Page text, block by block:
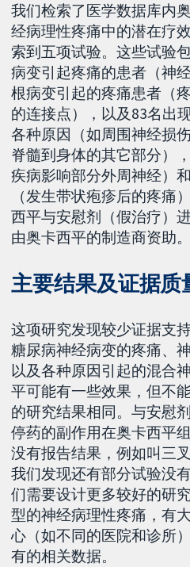
我们检索了医学数据库内
经病理性疼痛中的潜在疗
索到五项试验。这些试验
病变引起疼痛的患者（神
根病变引起的疼痛患者（
的连接点），以及83名出
各种原因（如周围神经损
脊髓到身体的其它部分）
疾病影响部分外周神经）
（发生带状疱疹后的疼痛
西平与安慰剂（假治疗）
由奥卡西平的制造商资助。
主要结果及证据质
这项研究发现较少证据支
糖尿病神经病变的疼痛、
以及各种原因引起的混合
平可能有一些效果，但不
的研究结果相同。与安慰
停药的副作用在奥卡西平
没有报告结果，例如叫三
我们发现还有部分试验没
们需要设计更多较好的研
型的神经病理性疼痛，有
心（如不同的医院和诊所
有的相关数据。